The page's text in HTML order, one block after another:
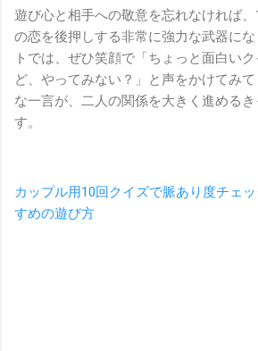
遊び心と相手への敬意を忘れなければ
の恋を後押しする非常に強力な武器に
トでは、ぜひ笑顔で「ちょっと面白い
ど、やってみない？」と声をかけてみ
な一言が、二人の関係を大きく進める
す。
カップル用10回クイズで脈あり度チェ
すめの遊び方